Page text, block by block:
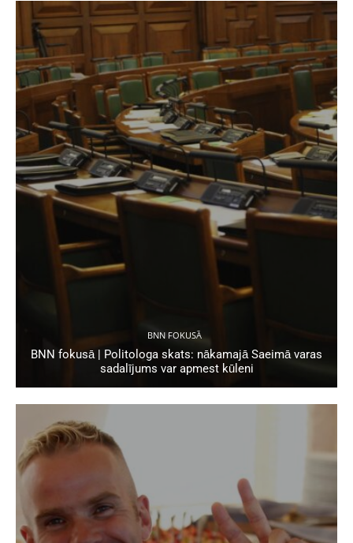
BNN FOKUSĀ
BNN fokusā | Politologa skats: nākamajā Saeimā varas
sadalījums var apmest kūleni